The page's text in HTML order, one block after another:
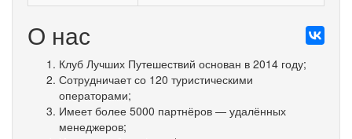
О нас
Клуб Лучших Путешествий основан в 2014 году;
Сотрудничает со 120 туристическими
операторами;
Имеет более 5000 партнёров — удалённых
менеджеров;